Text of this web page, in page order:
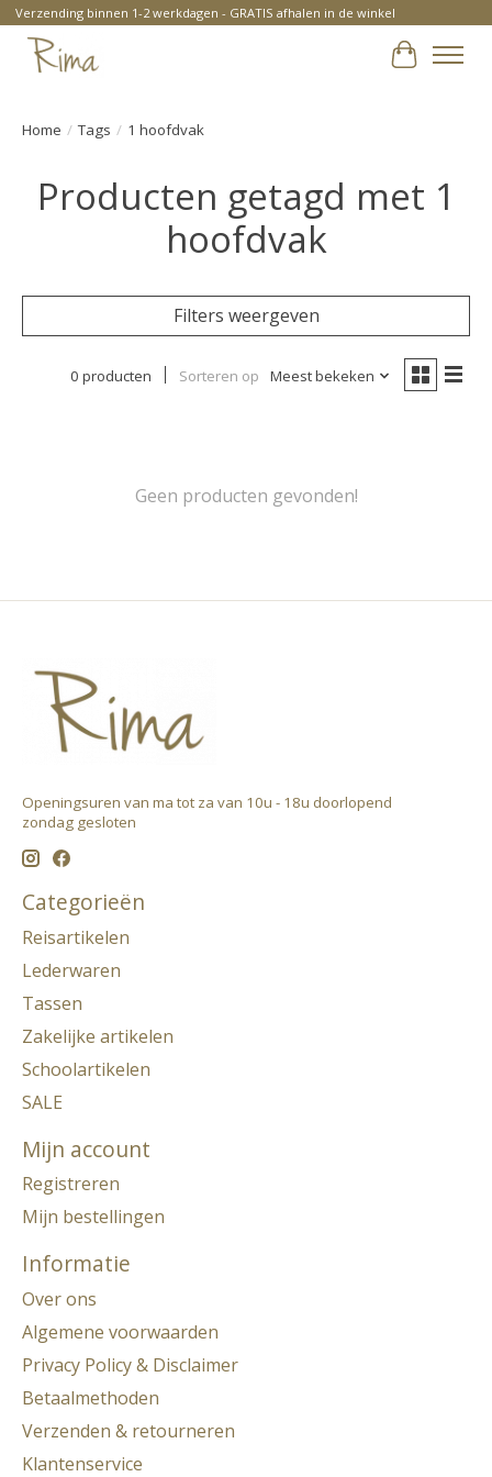
Verzending binnen 1-2 werkdagen - GRATIS afhalen in de winkel
Home / Tags / 1 hoofdvak
Producten getagd met 1
hoofdvak
Filters weergeven
0 producten Sorteren op Meest bekeken
Geen producten gevonden!
Openingsuren van ma tot za van 10u - 18u doorlopend ​
zondag gesloten
Categorieën
Reisartikelen
Lederwaren
Tassen
Zakelijke artikelen
Schoolartikelen
SALE
Mijn account
Registreren
Mijn bestellingen
Informatie
Over ons
Algemene voorwaarden
Privacy Policy & Disclaimer
Betaalmethoden
Verzenden & retourneren
Klantenservice